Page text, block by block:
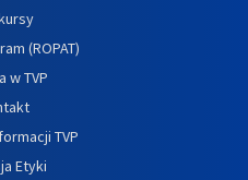
(ROPAT)
w TVP
TVP
Etyki